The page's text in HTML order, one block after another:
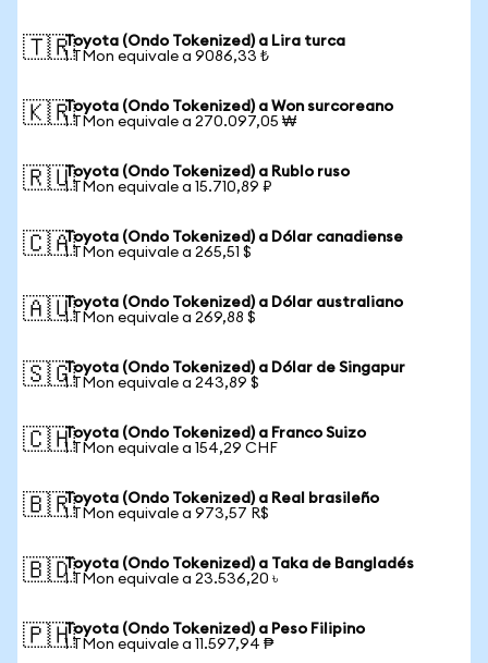
🇹🇷Toyota (Ondo Tokenized) a Lira turca
1 TMon equivale a 9086,33 ₺
🇰🇷Toyota (Ondo Tokenized) a Won surcoreano
1 TMon equivale a 270.097,05 ₩
🇷🇺Toyota (Ondo Tokenized) a Rublo ruso
1 TMon equivale a 15.710,89 ₽
🇨🇦Toyota (Ondo Tokenized) a Dólar canadiense
1 TMon equivale a 265,51 $
🇦🇺Toyota (Ondo Tokenized) a Dólar australiano
1 TMon equivale a 269,88 $
🇸🇬Toyota (Ondo Tokenized) a Dólar de Singapur
1 TMon equivale a 243,89 $
🇨🇭Toyota (Ondo Tokenized) a Franco Suizo
1 TMon equivale a 154,29 CHF
🇧🇷Toyota (Ondo Tokenized) a Real brasileño
1 TMon equivale a 973,57 R$
🇧🇩Toyota (Ondo Tokenized) a Taka de Bangladés
1 TMon equivale a 23.536,20 ৳
🇵🇭Toyota (Ondo Tokenized) a Peso Filipino
1 TMon equivale a 11.597,94 ₱